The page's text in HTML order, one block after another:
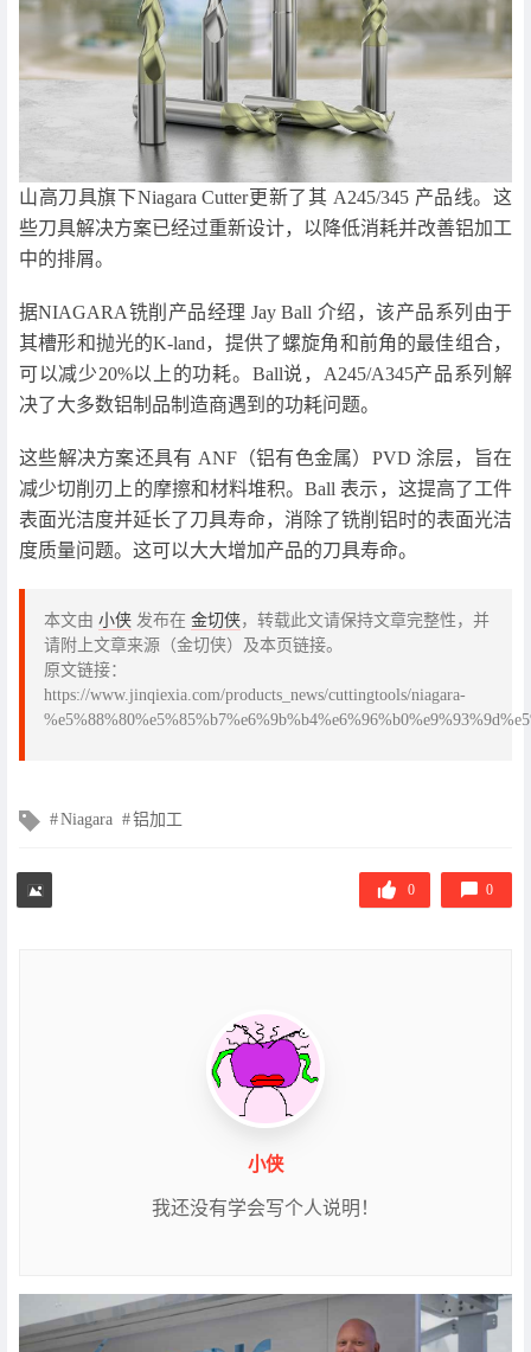
山高刀具旗下Niagara Cutter更新了其 A245/345 产品线。这
些刀具解决方案已经过重新设计，以降低消耗并改善铝加工
中的排屑。
据NIAGARA铣削产品经理 Jay Ball 介绍，该产品系列由于
其槽形和抛光的K-land，提供了螺旋角和前角的最佳组合，
可以减少20%以上的功耗。Ball说，A245/A345产品系列解
决了大多数铝制品制造商遇到的功耗问题。
这些解决方案还具有 ANF（铝有色金属）PVD 涂层，旨在
减少切削刃上的摩擦和材料堆积。Ball 表示，这提高了工件
表面光洁度并延长了刀具寿命，消除了铣削铝时的表面光洁
度质量问题。这可以大大增加产品的刀具寿命。
本文由 小侠 发布在 金切侠，转载此文请保持文章完整性，并
请附上文章来源（金切侠）及本页链接。
原文链接：
https://www.jinqiexia.com/products_news/cuttingtools/niagara-
文
签
Niagara 铝加工
0 0
小侠
我还没有学会写个人说明！